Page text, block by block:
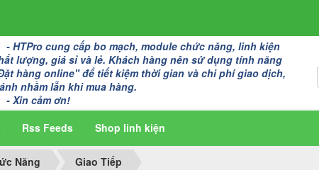
HTPro cung cấp bo mạch, module chức năng, linh kiện
lượng, giá sỉ và lẻ. Khách hàng nên sử dụng tính năng
hàng online" để tiết kiệm thời gian và chi phí giao dịch,
nhầm lẫn khi mua hàng.
Xin cảm ơn!
Rss Feeds Shop linh kiện
Năng
Giao Tiếp